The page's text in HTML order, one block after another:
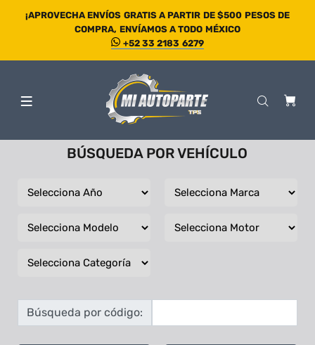
¡APROVECHA ENVÍOS GRATIS A PARTIR DE $500 PESOS DE
COMPRA, ENVÍAMOS A TODO MÉXICO
+52 33 2183 6279
BÚSQUEDA POR VEHÍCULO
Búsqueda por código: